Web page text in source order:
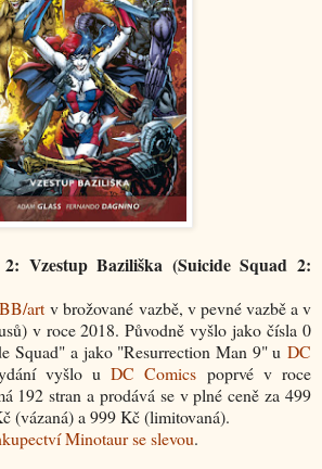
Vzestup Baziliška (Suicide Squad 2:
BB/art v brožované vazbě, v pevné vazbě a v
v roce 2018. Původně vyšlo jako čísla 0
Squad" a jako "Resurrection Man 9" u DC
vyšlo uDC Comics poprvé v roce
192 stran a prodává se v plné ceně za 499
(vázaná) a 999 Kč (limitovaná).
Minotaur se slevou.